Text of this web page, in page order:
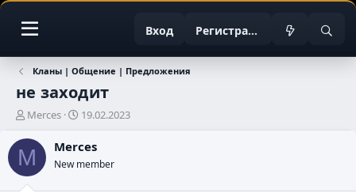
Вход Регистрация
Кланы | Общение | Предложения
не заходит
А
в
т
о
т
Merces
Д
а
т
н
19.02.2023
M Merces
New member